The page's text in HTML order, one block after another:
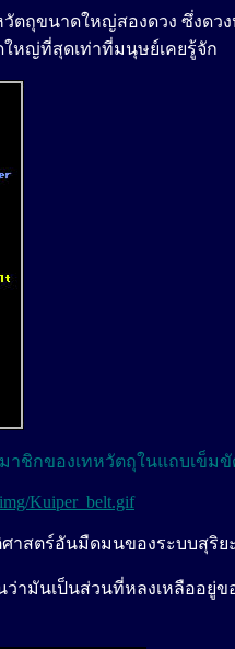
ตถุขนาดใหญ่สองดวง ซึ่งด
หญ่ที่สุดเท่าที่มนุษย์เคยรู้จัก
าชิกของเทหวัตถุในแถบเข็ม
Kuiper_belt.gif
าสตร์อันมืดมนของระบบสุริยะ
ามันเป็นส่วนที่หลงเหลืออยู่